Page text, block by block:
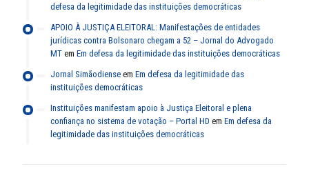
defesa da legitimidade das instituições democráticas
APOIO À JUSTIÇA ELEITORAL: Manifestações de entidades
jurídicas contra Bolsonaro chegam a 52 – Jornal do Advogado
MT em Em defesa da legitimidade das instituições democráticas
Jornal Simãodiense em Em defesa da legitimidade das
instituições democráticas
Instituições manifestam apoio à Justiça Eleitoral e plena
confiança no sistema de votação – Portal HD em Em defesa da
legitimidade das instituições democráticas